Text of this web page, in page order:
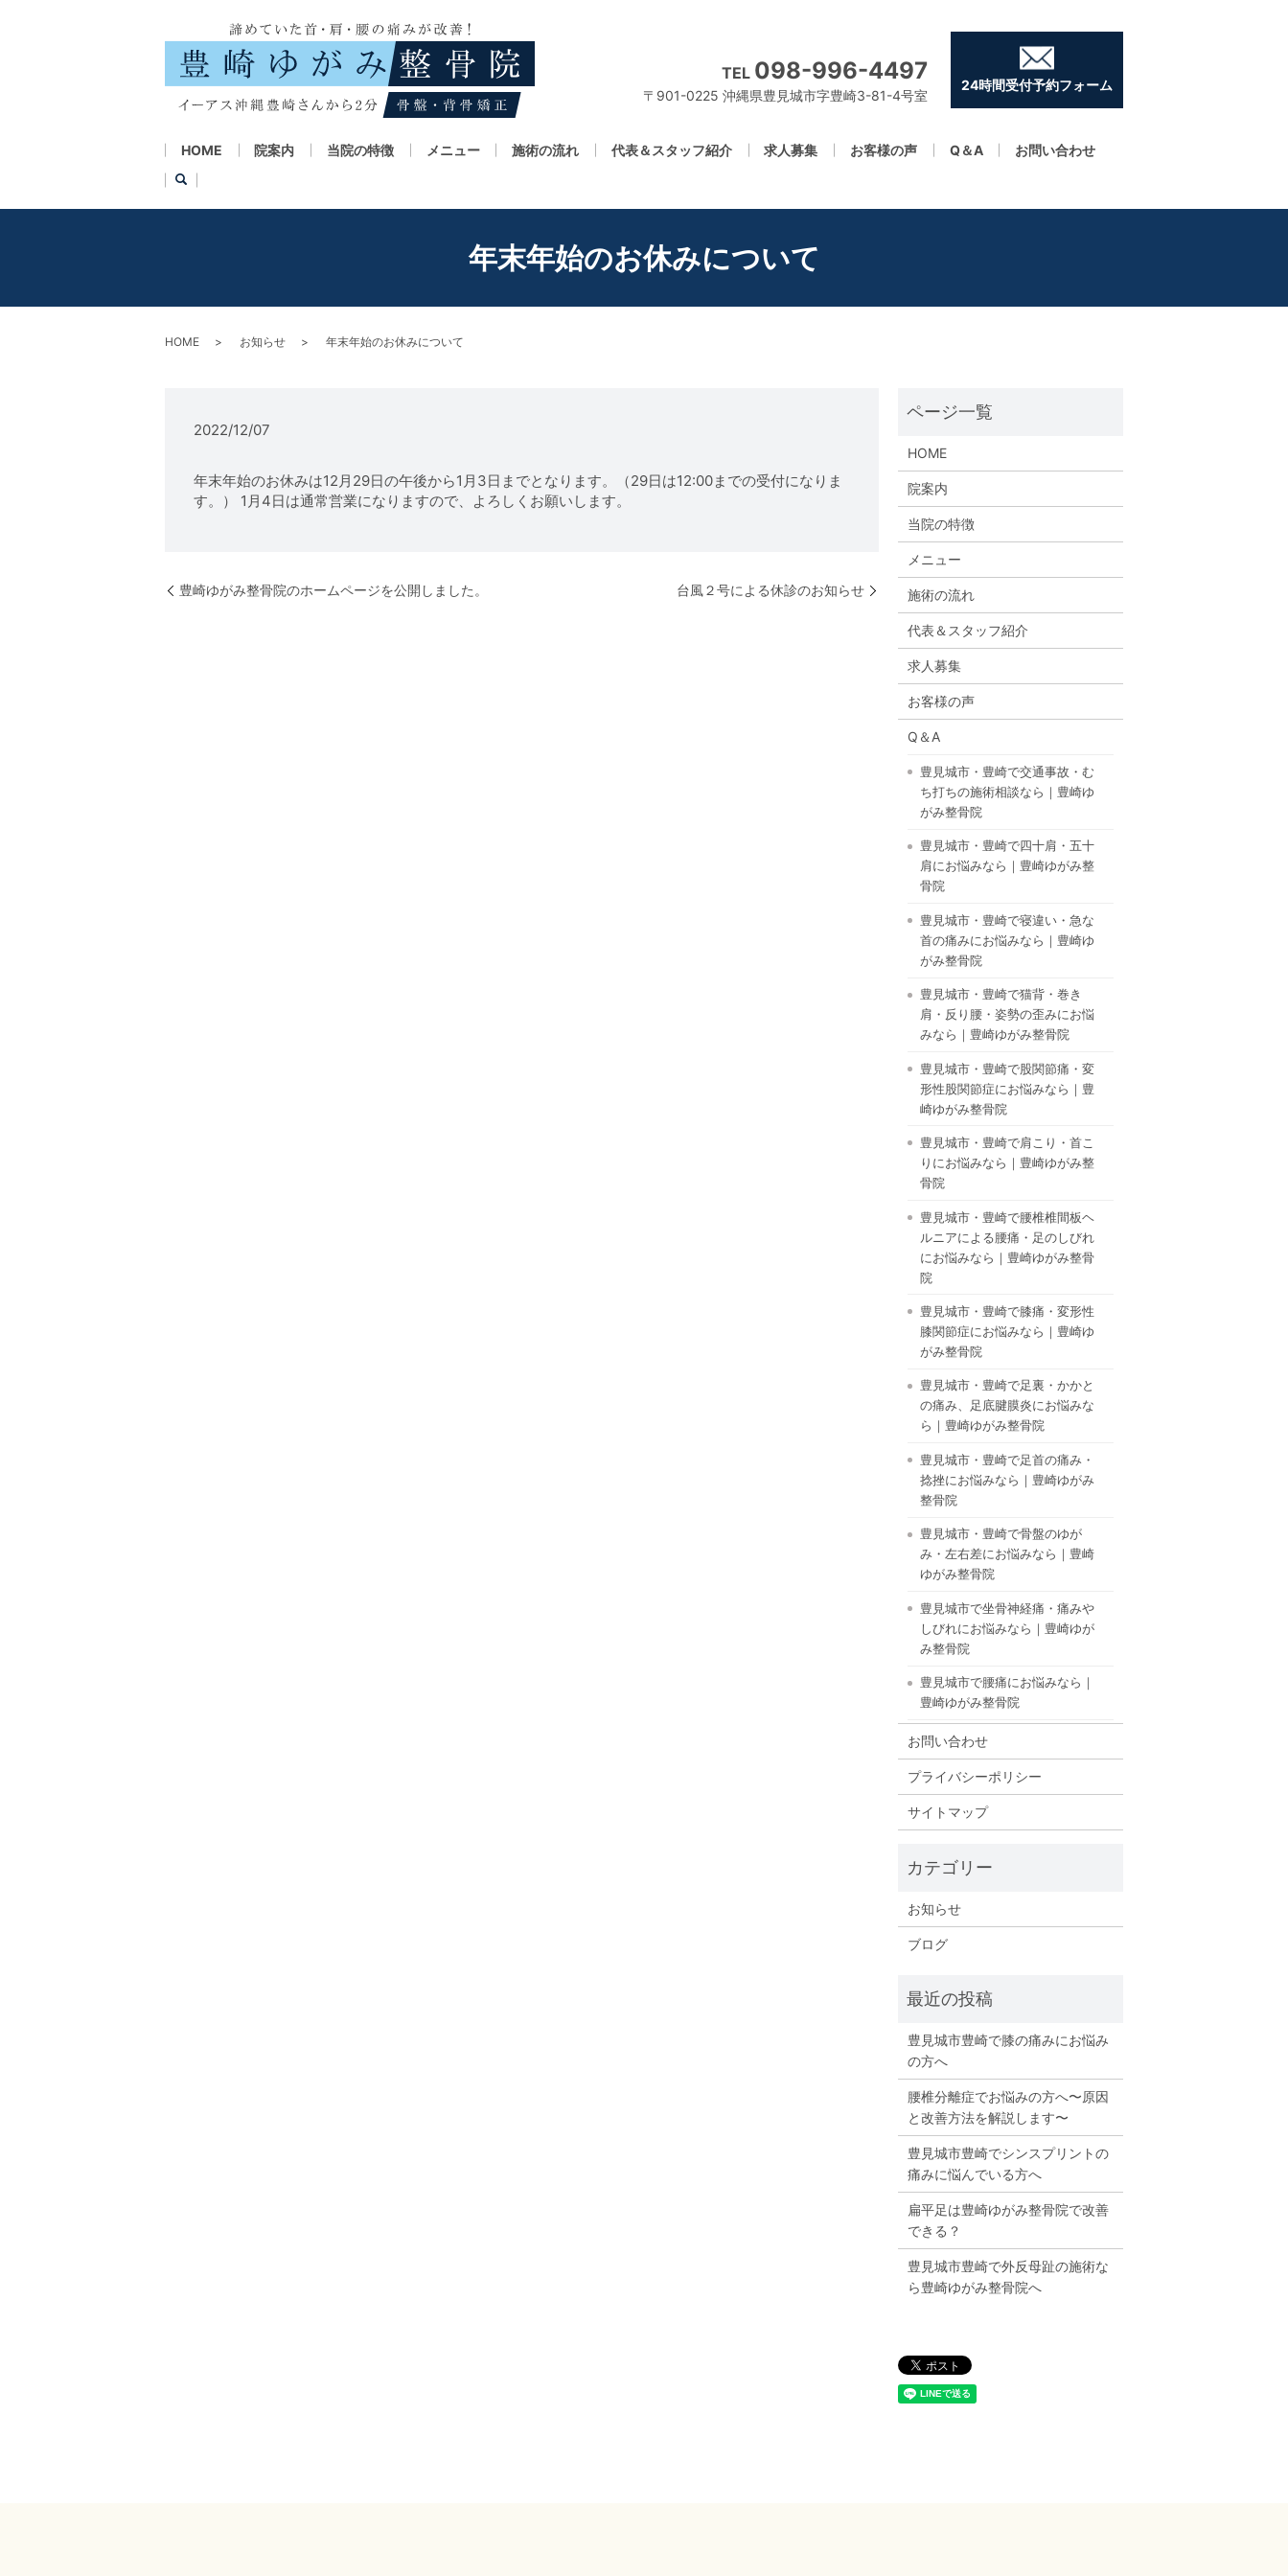
HOME 院案内 当院の特徴 メニュー 施術の流れ 代表＆スタッフ紹介 求人募集 お客様の声 Q＆A お問い合わせ
TEL 098-996-4497
〒901-0225 沖縄県豊見城市字豊崎3-81-4号室
24時間受付予約フォーム
年末年始のお休みについて
HOME お知らせ 年末年始のお休みについて
2022/12/07
年末年始のお休みは12月29日の午後から1月3日までとなります。（29日は12:00までの受付になりま
す。） 1月4日は通常営業になりますので、よろしくお願いします。
豊崎ゆがみ整骨院のホームページを公開しました。 台風２号による休診のお知らせ
HOME
院案内
当院の特徴
メニュー
施術の流れ
代表＆スタッフ紹介
求人募集
お客様の声
Q＆A
豊見城市・豊崎で交通事故・む
ち打ちの施術相談なら｜豊崎ゆ
がみ整骨院
豊見城市・豊崎で四十肩・五十
肩にお悩みなら｜豊崎ゆがみ整
骨院
豊見城市・豊崎で寝違い・急な
首の痛みにお悩みなら｜豊崎ゆ
がみ整骨院
豊見城市・豊崎で猫背・巻き
肩・反り腰・姿勢の歪みにお悩
みなら｜豊崎ゆがみ整骨院
豊見城市・豊崎で股関節痛・変
形性股関節症にお悩みなら｜豊
崎ゆがみ整骨院
豊見城市・豊崎で肩こり・首こ
りにお悩みなら｜豊崎ゆがみ整
骨院
豊見城市・豊崎で腰椎椎間板ヘ
ルニアによる腰痛・足のしびれ
にお悩みなら｜豊崎ゆがみ整骨
院
豊見城市・豊崎で膝痛・変形性
膝関節症にお悩みなら｜豊崎ゆ
がみ整骨院
豊見城市・豊崎で足裏・かかと
の痛み、足底腱膜炎にお悩みな
ら｜豊崎ゆがみ整骨院
豊見城市・豊崎で足首の痛み・
捻挫にお悩みなら｜豊崎ゆがみ
整骨院
豊見城市・豊崎で骨盤のゆが
み・左右差にお悩みなら｜豊崎
ゆがみ整骨院
豊見城市で坐骨神経痛・痛みや
しびれにお悩みなら｜豊崎ゆが
み整骨院
豊見城市で腰痛にお悩みなら｜
豊崎ゆがみ整骨院
お問い合わせ
プライバシーポリシー
サイトマップ
お知らせ
ブログ
豊見城市豊崎で膝の痛みにお悩み
の方へ
腰椎分離症でお悩みの方へ〜原因
と改善方法を解説します〜
豊見城市豊崎でシンスプリントの
痛みに悩んでいる方へ
扁平足は豊崎ゆがみ整骨院で改善
できる？
豊見城市豊崎で外反母趾の施術な
ら豊崎ゆがみ整骨院へ